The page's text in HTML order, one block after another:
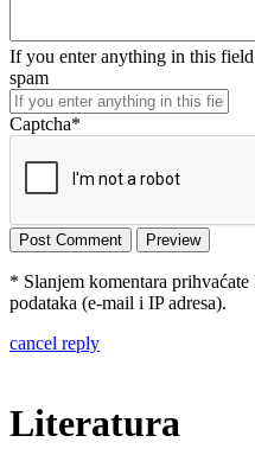
If you enter anything in this
spam
Captcha*
* Slanjem komentara
podataka (e-mail i IP adresa).
cancel reply
Literatura